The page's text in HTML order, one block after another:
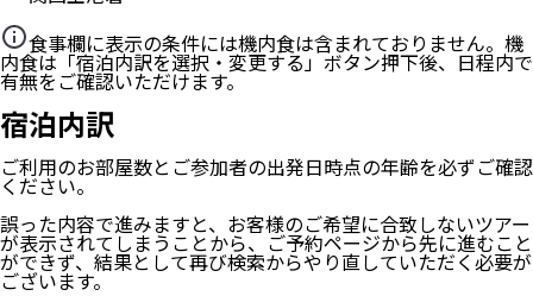
食事欄に表示の条件には機内食は含まれておりません。機
内食は「宿泊内訳を選択・変更する」ボタン押下後、日程内で
有無をご確認いただけます。
宿泊内訳
ご利用のお部屋数とご参加者の出発日時点の年齢を必ずご確認
ください。
誤った内容で進みますと、お客様のご希望に合致しないツアー
が表示されてしまうことから、ご予約ページから先に進むこと
ができず、結果として再び検索からやり直していただく必要が
ございます。